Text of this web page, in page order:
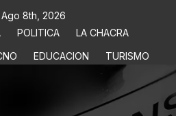
8th, 2026
POLITICA
LA CHACRA
EDUCACION TURISMO